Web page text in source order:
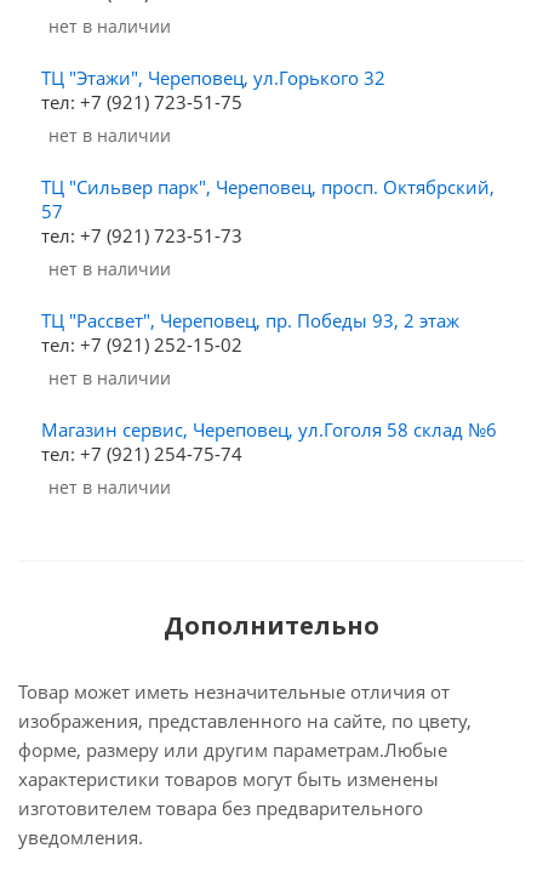
Нет в наличии
ТЦ "Этажи", Череповец, ул.Горького 32
тел: +7 (921) 723-51-75
Нет в наличии
ТЦ "Сильвер парк", Череповец, просп. Октябрский,
57
тел: +7 (921) 723-51-73
Нет в наличии
ТЦ "Рассвет", Череповец, пр. Победы 93, 2 этаж
тел: +7 (921) 252-15-02
Нет в наличии
Магазин сервис, Череповец, ул.Гоголя 58 склад №6
тел: +7 (921) 254-75-74
Нет в наличии
Дополнительно
Товар может иметь незначительные отличия от
изображения, представленного на сайте, по цвету,
форме, размеру или другим параметрам.Любые
характеристики товаров могут быть изменены
изготовителем товара без предварительного
уведомления.